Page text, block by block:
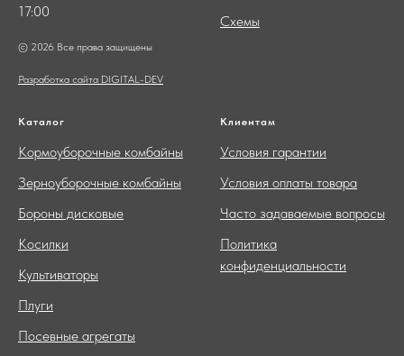
17:00
© 2026 Все права защищены
Разработка сайта DIGITAL-DEV
Схемы
Каталог
Кормоуборочные комбайны
Зерноуборочные комбайны
Бороны дисковые
Косилки
Культиваторы
Плуги
Посевные агрегаты
Клиентам
Условия гарантии
Условия оплаты товара
Часто задаваемые вопросы
Политика
конфиденциальности